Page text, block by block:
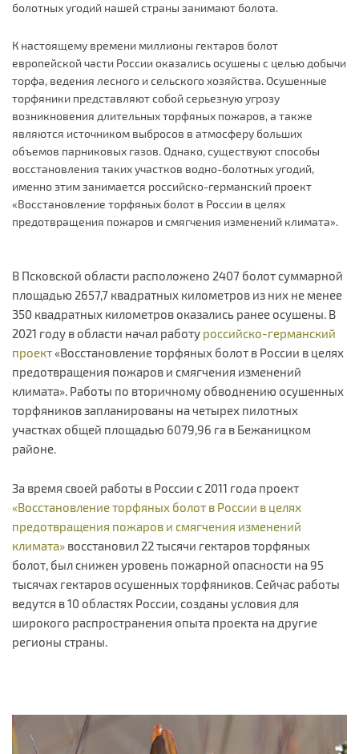
болотных угодий нашей страны занимают болота.
К настоящему времени миллионы гектаров болот
европейской части России оказались осушены с целью добычи
торфа, ведения лесного и сельского хозяйства. Осушенные
торфяники представляют собой серьезную угрозу
возникновения длительных торфяных пожаров, а также
являются источником выбросов в атмосферу больших
объемов парниковых газов. Однако, существуют способы
восстановления таких участков водно-болотных угодий,
именно этим занимается российско-германский проект
«Восстановление торфяных болот в России в целях
предотвращения пожаров и смягчения изменений климата».
В Псковской области расположено 2407 болот суммарной
площадью 2657,7 квадратных километров из них не менее
350 квадратных километров оказались ранее осушены. В
2021 году в области начал работу российско-германский
проект«Восстановление торфяных болот в России в целях
предотвращения пожаров и смягчения изменений
климата». Работы по вторичному обводнению осушенных
торфяников запланированы на четырех пилотных
участках общей площадью 6079,96 га в Бежаницком
районе.
За время своей работы в России с 2011 года проект
«Восстановление торфяных болот в России в целях
предотвращения пожаров и смягчения изменений
климата» восстановил 22 тысячи гектаров торфяных
болот, был снижен уровень пожарной опасности на 95
тысячах гектаров осушенных торфяников. Сейчас работы
ведутся в 10 областях России, созданы условия для
широкого распространения опыта проекта на другие
регионы страны.